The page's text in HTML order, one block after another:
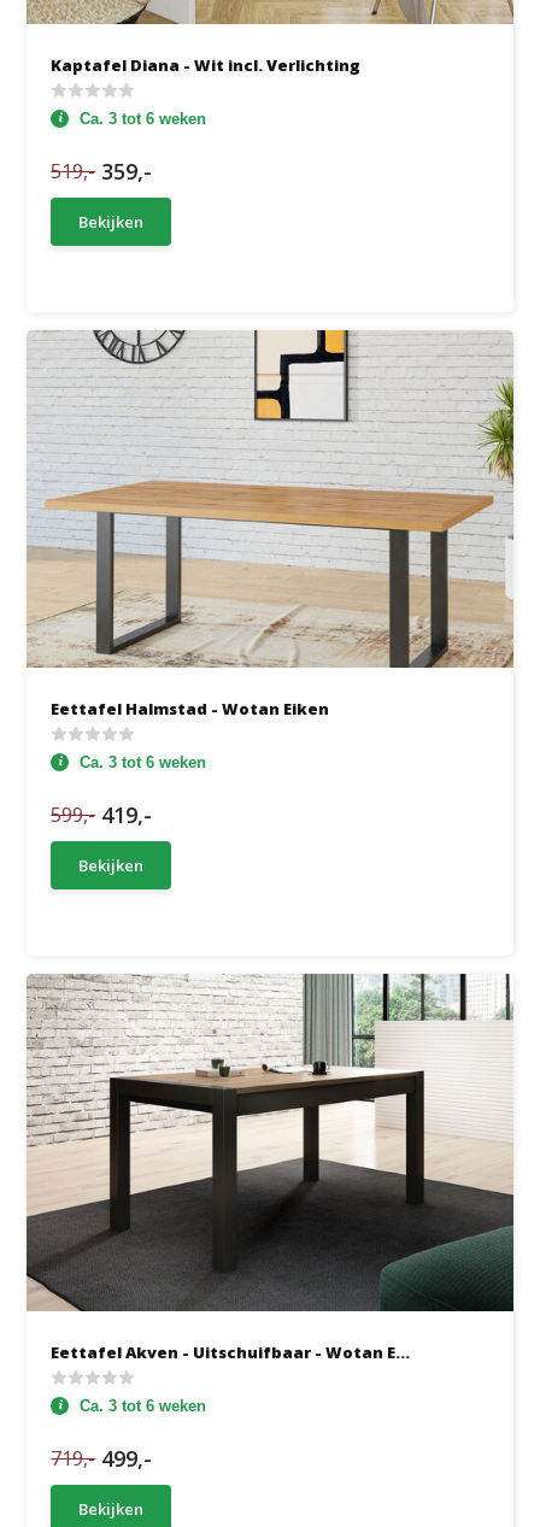
Kaptafel Diana - Wit incl. Verlichting
Ca. 3 tot 6 weken
519,- 359,-
Bekijken
Eettafel Halmstad - Wotan Eiken
Ca. 3 tot 6 weken
599,- 419,-
Bekijken
Eettafel Akven - Uitschuifbaar - Wotan E...
Ca. 3 tot 6 weken
719,- 499,-
Bekijken